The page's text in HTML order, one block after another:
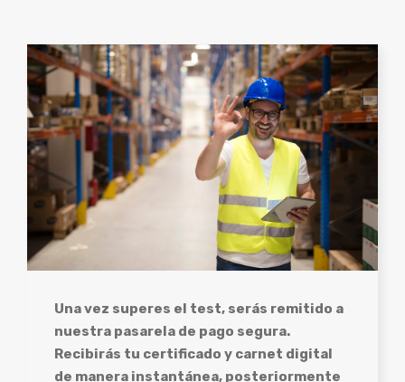
Una vez superes el test, serás remitido a
nuestra pasarela de pago segura.
Recibirás tu certificado y carnet digital
de manera instantánea, posteriormente